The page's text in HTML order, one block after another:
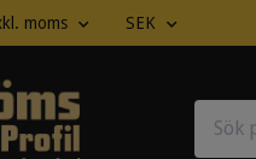
moms SEK